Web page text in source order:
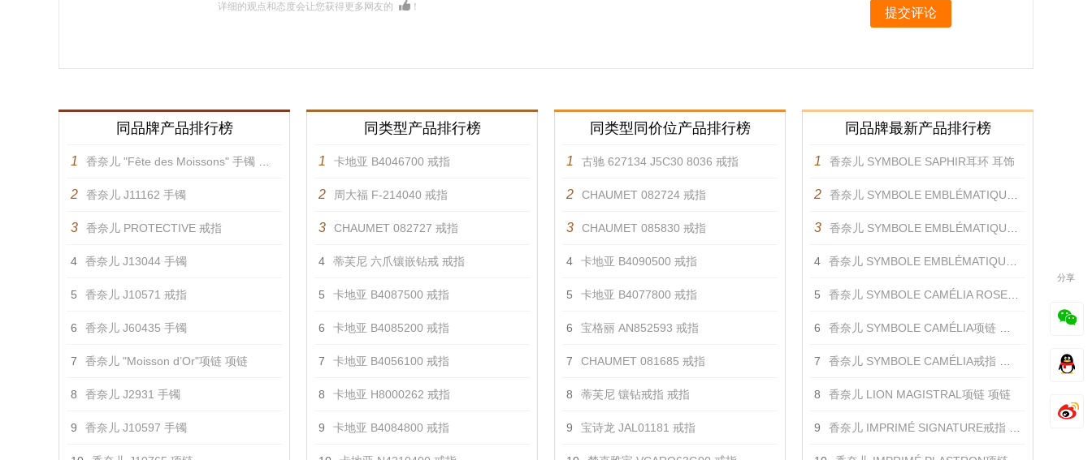
详细的观点和态度会让您获得更多网友的 ！ 提交评论
同品牌产品排行榜
1 香奈儿 "Fête des Moissons" 手镯 手镯
2 香奈儿 J11162 手镯
3 香奈儿 PROTECTIVE 戒指
4 香奈儿 J13044 手镯
5 香奈儿 J10571 戒指
6 香奈儿 J60435 手镯
7 香奈儿 "Moisson d’Or"项链 项链
8 香奈儿 J2931 手镯
9 香奈儿 J10597 手镯
同类型产品排行榜
1 卡地亚 B4046700 戒指
2 周大福 F-214040 戒指
3 CHAUMET 082727 戒指
4 蒂芙尼 六爪镶嵌钻戒 戒指
5 卡地亚 B4087500 戒指
6 卡地亚 B4085200 戒指
7 卡地亚 B4056100 戒指
8 卡地亚 H8000262 戒指
9 卡地亚 B4084800 戒指
同类型同价位产品排行榜
1 古驰 627134 J5C30 8036 戒指
2 CHAUMET 082724 戒指
3 CHAUMET 085830 戒指
4 卡地亚 B4090500 戒指
5 卡地亚 B4077800 戒指
6 宝格丽 AN852593 戒指
7 CHAUMET 081685 戒指
8 蒂芙尼 镶钻戒指 戒指
9 宝诗龙 JAL01181 戒指
同品牌最新产品排行榜
1 香奈儿 SYMBOLE SAPHIR耳环 耳饰
2 香奈儿 SYMBOLE EMBLÉMATIQUE蓝色戒指 戒指
3 香奈儿 SYMBOLE EMBLÉMATIQUE戒指 戒指
4 香奈儿 SYMBOLE EMBLÉMATIQUE蓝宝石戒指 戒指
5 香奈儿 SYMBOLE CAMÉLIA ROSE戒指 戒指
6 香奈儿 SYMBOLE CAMÉLIA项链 项链
7 香奈儿 SYMBOLE CAMÉLIA戒指 戒指
8 香奈儿 LION MAGISTRAL项链 项链
9 香奈儿 IMPRIMÉ SIGNATURE戒指 戒指
分享